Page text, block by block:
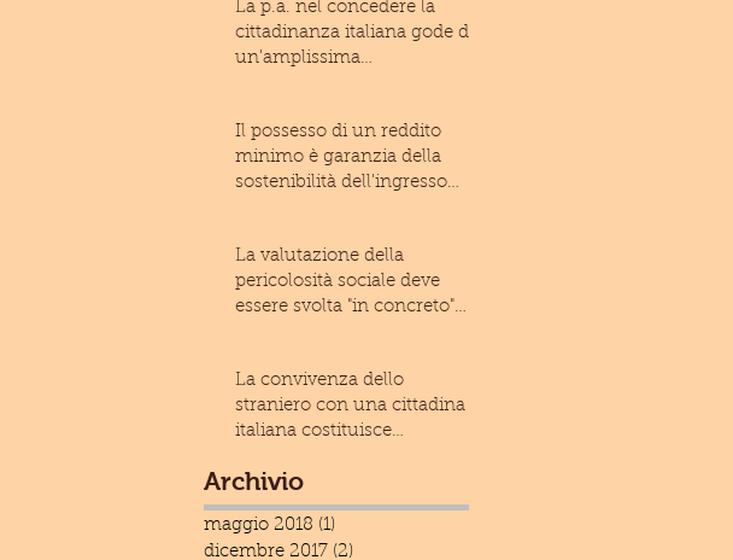
La p.a. nel concedere la
cittadinanza italiana gode di
un'amplissima
Il possesso di un reddito
minimo è garanzia della
sostenibilità dell'ingresso
La valutazione della
pericolosità sociale deve
essere svolta "in concreto"
La convivenza dello
straniero con una cittadina
italiana costituisce
espuls
Archivio
maggio 2018 (1)
dicembre 2017 (2)